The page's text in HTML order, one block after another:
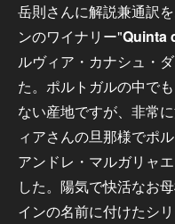
岳則さんに解説兼通訳
ンのワイナリー"Quinta
ルヴィア・カナシュ・
た。ポルトガルの中で
ない産地ですが、非常
ィアさんの旦那様でポ
アンドレ・マルガリャ
した。陽気で快活なお
インの名前に付けたシ